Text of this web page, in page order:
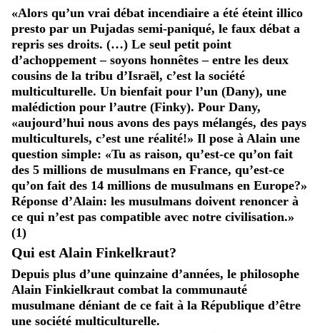
«Alors qu’un vrai débat incendiaire a été éteint illico
presto par un Pujadas semi-paniqué, le faux débat a
repris ses droits. (…) Le seul petit point
d’achoppement – soyons honnêtes – entre les deux
cousins de la tribu d’Israël, c’est la société
multiculturelle. Un bienfait pour l’un (Dany), une
malédiction pour l’autre (Finky). Pour Dany,
«aujourd’hui nous avons des pays mélangés, des pays
multiculturels, c’est une réalité!» Il pose à Alain une
question simple: «Tu as raison, qu’est-ce qu’on fait
des 5 millions de musulmans en France, qu’est-ce
qu’on fait des 14 millions de musulmans en Europe?»
Réponse d’Alain: les musulmans doivent renoncer à
ce qui n’est pas compatible avec notre civilisation.»
(1)
Qui est Alain Finkelkraut?
Depuis plus d’une quinzaine d’années, le philosophe
Alain Finkielkraut combat la communauté
musulmane déniant de ce fait à la République d’être
une société multiculturelle.